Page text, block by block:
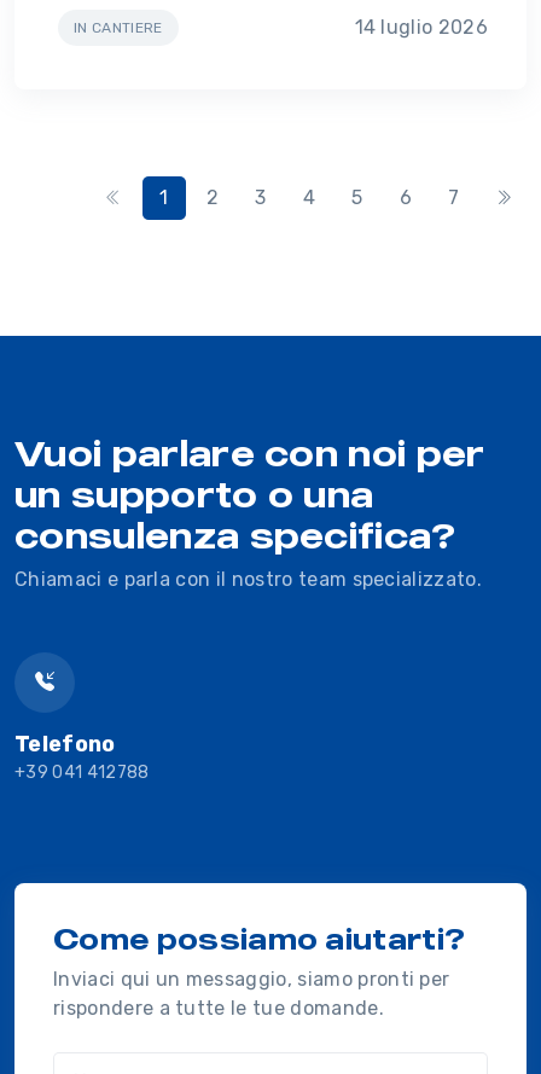
IN CANTIERE 14 luglio 2026
1 2 3 4 5 6 7
Vuoi parlare con noi per
un supporto o una
consulenza specifica?
Chiamaci e parla con il nostro team specializzato.
Telefono
+39 041 412788
Come possiamo aiutarti?
Inviaci qui un messaggio, siamo pronti per
rispondere a tutte le tue domande.